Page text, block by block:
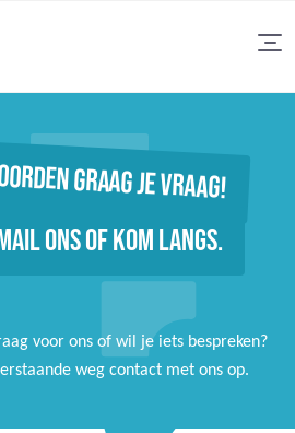
GRAAG JE VRAAG!
ONS OF KOM LANGS.
voor ons of wil je iets bespreken?
weg contact met ons op.